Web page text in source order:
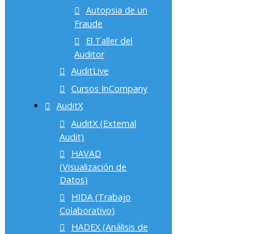
Autopsia de un
Fraude
El Taller del
Auditor
AuditLive
Cursos InCompany
AuditX
AuditX (External
Audit)
HAVAD
(Visualización de
Datos)
HIDA (Trabajo
Colaborativo)
HADEX (Análisis de